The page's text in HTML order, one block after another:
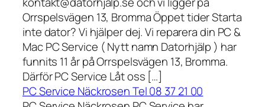
Orrspelsvägen 13, Bromma Öppet tider Starta
inte dator? Vi hjälper dej. Vi reparera din PC &
Mac PC Service ( Nytt namn Datorhjälp ) har
funnits 11 år på Orrspelsvägen 13, Bromma.
Därför PC Service Låt oss […]
PC Service Näckrosen Tel 08 37 21 00